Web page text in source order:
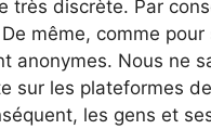
très discrète. Par
même, comme
anonymes. Nous ne
sur les plateformes
les gens et